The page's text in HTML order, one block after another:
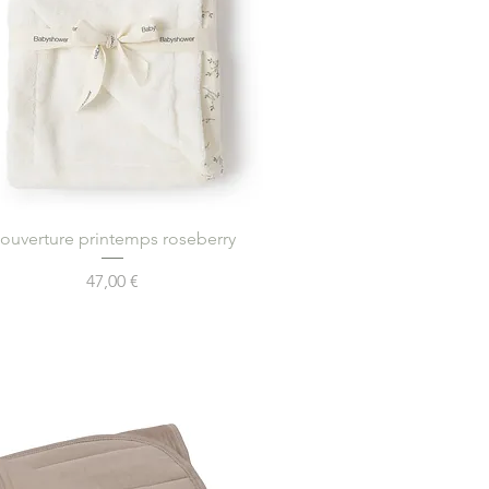
Aperçu rapide
printemps roseberry
Prix
47,00 €